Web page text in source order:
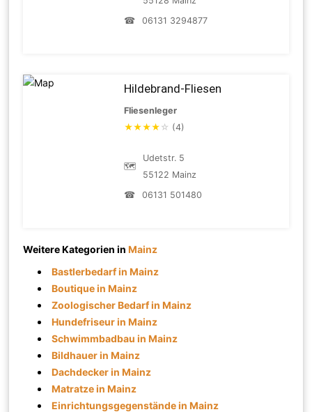
☎
06131 3294877
Hildebrand-Fliesen
Fliesenleger
★★★★ ☆ (4)
🗺
Udetstr. 5
55122 Mainz
☎
06131 501480
Weitere Kategorien inMainz
Bastlerbedarf in Mainz
Boutique in Mainz
Zoologischer Bedarf in Mainz
Hundefriseur in Mainz
Schwimmbadbau in Mainz
Bildhauer in Mainz
Dachdecker in Mainz
Matratze in Mainz
Einrichtungsgegenstände in Mainz